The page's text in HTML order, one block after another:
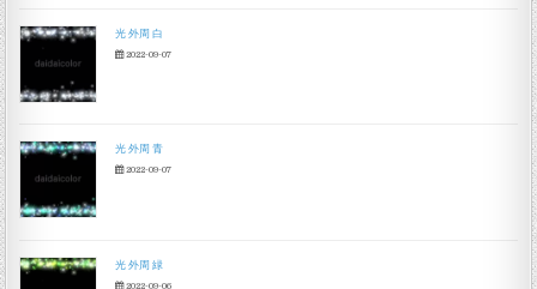
光 外周 白
2022-09-07
光 外周 青
2022-09-07
光 外周 緑
2022-09-06